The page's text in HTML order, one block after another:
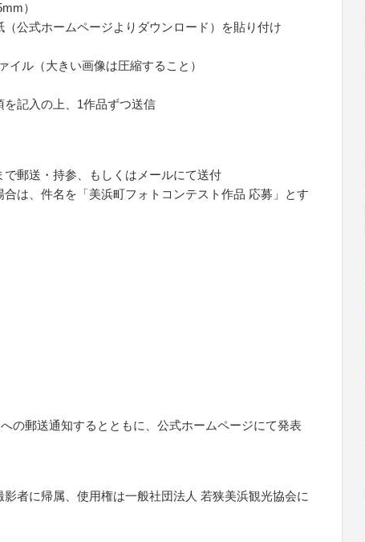
）
公式ホームページよりダウンロード）を貼り付け
イル（大きい画像は圧縮すること）
記入の上、1作品ずつ送信
郵送・持参、もしくはメールにて送付
は、件名を「美浜町フォトコンテスト作品 応募」とす
の郵送通知するとともに、公式ホームページにて発表
影者に帰属、使用権は一般社団法人 若狭美浜観光協会に